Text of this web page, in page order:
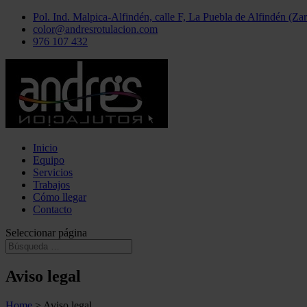
Pol. Ind. Malpica-Alfindén, calle F, La Puebla de Alfindén
color@andresrotulacion.com
976 107 432
Inicio
Equipo
Servicios
Trabajos
Cómo llegar
Contacto
Seleccionar página
Aviso legal